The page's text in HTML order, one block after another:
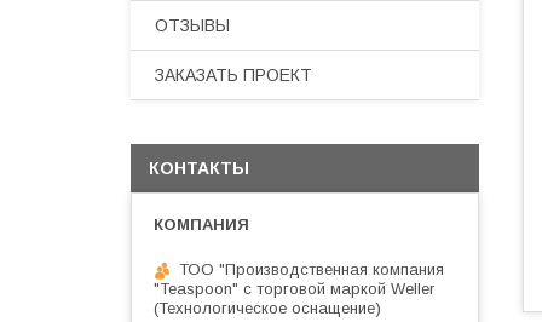
ОТЗЫВЫ
ЗАКАЗАТЬ ПРОЕКТ
КОНТАКТЫ
ТОО "Производственная компания
"Teaspoon" с торговой маркой Weller
(Технологическое оснащение)